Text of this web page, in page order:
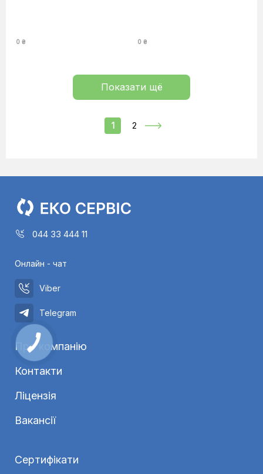
0 ₴ 0 ₴
Показати щё
1 2
044 33 444 11
Онлайн - чат
Viber
Telegram
Про компанію
Контакти
Ліцензія
Вакансії
Сертифікати